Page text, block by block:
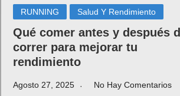
RUNNING Salud Y Rendimiento
Qué comer antes y después
correr para mejorar tu
rendimiento
Agosto 27, 2025 No Hay Comentarios